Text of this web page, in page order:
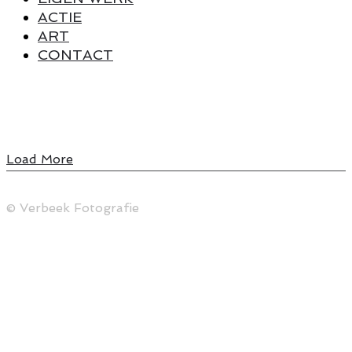
ACTIE
ART
CONTACT
Load More
© Verbeek Fotografie